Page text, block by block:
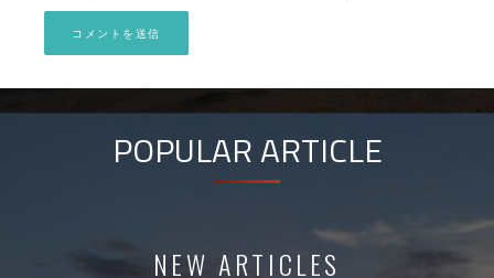
POPULAR ARTICLE
NEW ARTICLES